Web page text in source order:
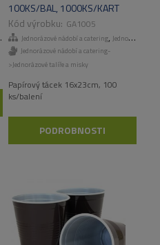
100KS/BAL, 1000KS/KART
GA1005
Jednorázové nádobí a catering, Jednorázové talíře a misky
Jednorázové nádobí a catering-
>Jednorázové talíře a misky
Papírový tácek 16x23cm, 100
ks/balení
PODROBNOSTI